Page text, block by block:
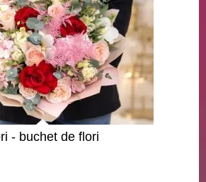
- buchet de flori